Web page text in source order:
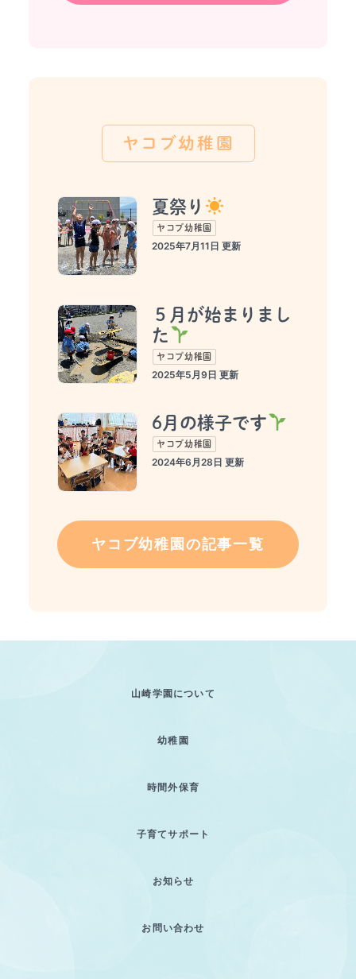
ヤコブ幼稚園
夏祭り
ヤコブ幼稚園
2025年7月11日
５月が始まりまし
た
ヤコブ幼稚園
2025年5月9日
6月の様子です
ヤコブ幼稚園
2024年6月28日
ヤコブ幼稚園の記事一覧
山崎学園について
幼稚園
時間外保育
子育てサポート
お知らせ
お問い合わせ